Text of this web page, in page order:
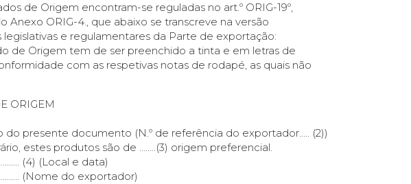
de Origem encontram-se reguladas no art.º ORIG-19º,
ORIG-4., que abaixo se transcreve na versão
e regulamentares da Parte de exportação:
de Origem tem de ser preenchido a tinta e em letras de
com as respetivas notas de rodapé, as quais não
ORIGEM
presente documento (N.º de referência do exportador….. (2))
estes produtos são de ……..(3) origem preferencial.
(4) (Local e data)
(Nome do exportador)